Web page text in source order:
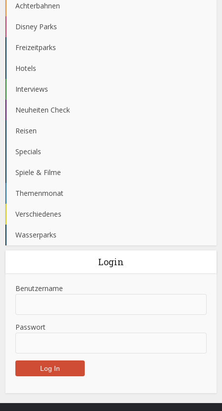
Achterbahnen
Disney Parks
Freizeitparks
Hotels
Interviews
Neuheiten Check
Reisen
Specials
Spiele & Filme
Themenmonat
Verschiedenes
Wasserparks
Login
Benutzername
Passwort